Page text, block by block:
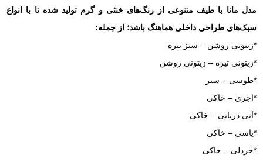
مدل مانا با طیف متنوعی از رنگ‌های خنثی و گرم تولید شده تا با انواع
سبک‌های طراحی داخلی هماهنگ باشد؛ از جمله:
*زیتونی روشن – سبز تیره
*زیتونی تیره – زیتونی روشن
*طوسی – سبز
*اجری – خاکی
*آبی دریایی – خاکی
*یاسی – خاکی
*خردلی – خاکی